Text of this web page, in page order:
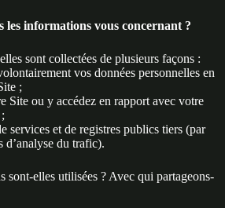
les informations vous concernant ?
sont collectées de plusieurs façons :
vos données personnelles en
;
Site ou y accédez en rapport avec votre
services et de registres publics tiers (par
d’analyse du trafic).
sont-elles utilisées ? Avec qui partageons-